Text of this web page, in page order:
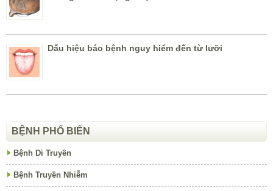
Dấu hiệu báo bệnh nguy hiểm đến từ lưỡi
BỆNH PHỔ BIẾN
Bệnh Di Truyền
Bệnh Truyền Nhiễm